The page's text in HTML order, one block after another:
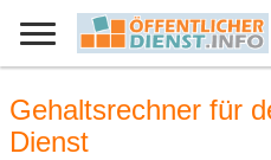
Gehaltsrechner für
Dienst